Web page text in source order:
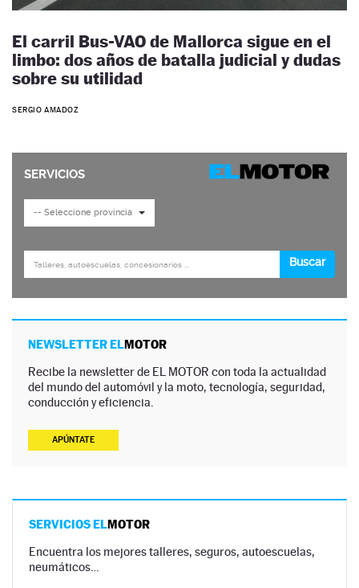
El carril Bus-VAO de Mallorca sigue en el
limbo: dos años de batalla judicial y dudas
sobre su utilidad
SERGIO AMADOZ
NEWSLETTER ELMOTOR
Recibe la newsletter de EL MOTOR con toda la actualidad
del mundo del automóvil y la moto, tecnología, seguridad,
conducción y eficiencia.
APÚNTATE
SERVICIOS ELMOTOR
Encuentra los mejores talleres, seguros, autoescuelas,
neumáticos…